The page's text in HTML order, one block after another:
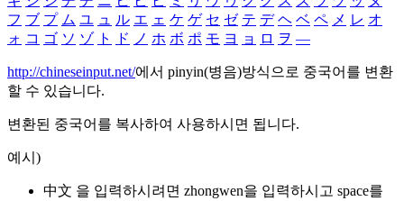
フ ブ プ ム ユ ュ ル エ ェ ケ ゲ セ ゼ テ デ ヘ ベ ペ メ レ オ
ォ コ ゴ ソ ゾ ト ド ノ ホ ボ ポ モ ヨ ョ ロ ヲ ―
http://chineseinput.net/에서 pinyin(병음)방식으로 중국어를 변환
할 수 있습니다.
변환된 중국어를 복사하여 사용하시면 됩니다.
예시)
中文 을 입력하시려면 zhongwen을 입력하시고 space를